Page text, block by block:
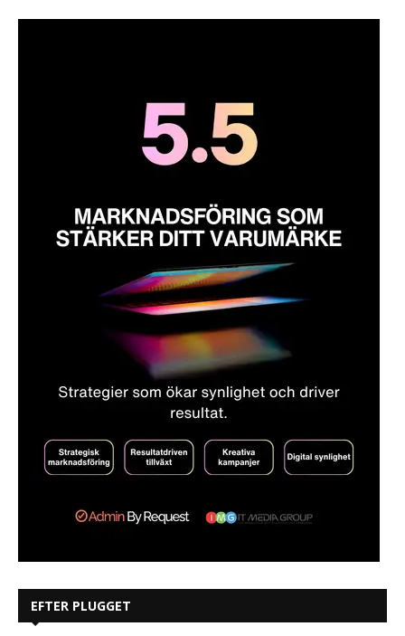
EFTER PLUGGET